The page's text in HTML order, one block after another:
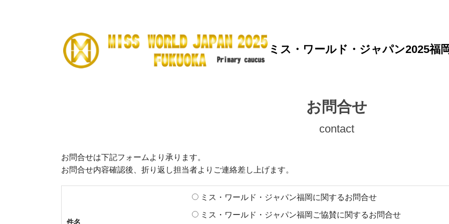
ミス・ワールド・ジャパン2025福
お問合せ
contact
お問合せは下記フォームより承ります。
お問合せ内容確認後、折り返し担当者よりご連絡差し上げます。
件名
ミス・ワールド・ジャパン福岡に関するお問合せ
ミス・ワールド・ジャパン福岡ご協賛に関するお問合せ